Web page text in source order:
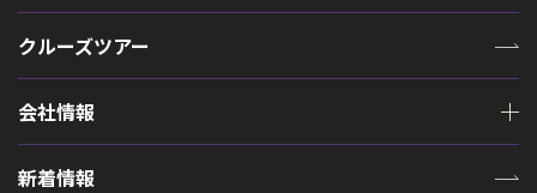
クルーズツアー
会社情報
新着情報